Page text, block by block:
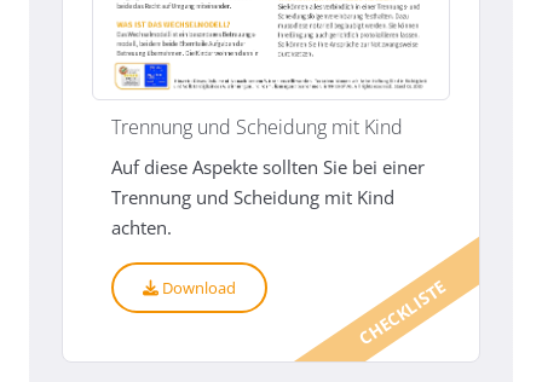
CHECKLISTE
Trennung und Scheidung mit Kind
Auf diese Aspekte sollten Sie bei einer
Trennung und Scheidung mit Kind
achten.
Download